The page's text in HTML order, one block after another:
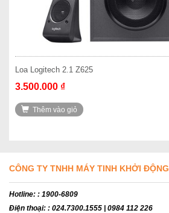
Loa Logitech 2.1 Z625
3.500.000 ₫
Thêm vào giỏ
CÔNG TY TNHH MÁY TINH KHỞI ĐỘNG
Hotline: : 1900-6809
Điện thoại: : 024.7300.1555 | 0984 112 226